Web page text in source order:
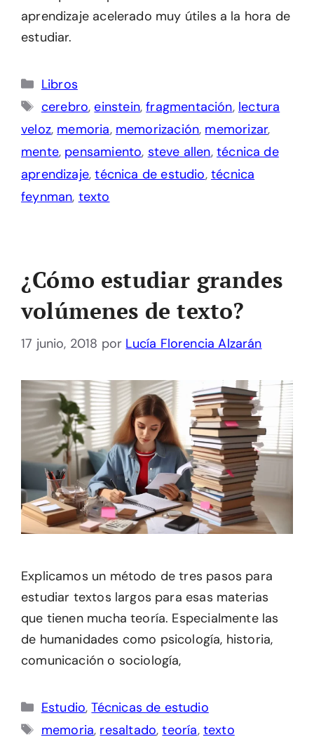
aprendizaje acelerado muy útiles a la hora de
estudiar.
Categorías
Libros
Etiquetas
cerebro,einstein,fragmentación, lectura
veloz, memoria, memorización, memorizar,
mente, pensamiento, steve allen, técnica de
aprendizaje,técnica de estudio, técnica
feynman, texto
¿Cómo estudiar grandes
volúmenes de texto?
17 junio, 2018 por Lucía Florencia Alzarán
Explicamos un método de tres pasos para
estudiar textos largos para esas materias
que tienen mucha teoría. Especialmente las
de humanidades como psicología, historia,
comunicación o sociología,
Categorías
Estudio,Técnicas de estudio
Etiquetas
memoria, resaltado,teoría, texto